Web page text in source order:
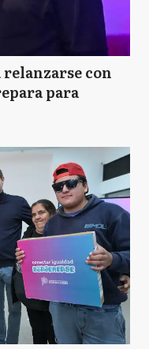
relanzarse con
para